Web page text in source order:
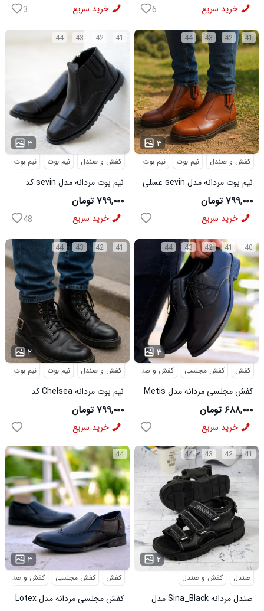
خرید سریع 3 خرید سریع 6
41
42
43
44
۳ ...
کفش و صندل نیم بوت نیم بوت
نیم بوت مردانه مدل sevin کد
6427
۷۹۹,۰۰۰ تومان
خرید سریع 48
41
42
43
44
۳ ...
کفش و صندل نیم بوت نیم بوت مردانه
نیم بوت مردانه مدل sevin عسلی
کد 6426
۷۹۹,۰۰۰ تومان
خرید سریع
41
42
43
44
۲ ...
کفش و صندل نیم بوت نیم بوت
نیم بوت مردانه Chelsea کد
6413
۷۹۹,۰۰۰ تومان
خرید سریع
40
41
42
43
44
۳ ...
کفش کفش مجلسی کفش و صندل
کفش مجلسی مردانه مدل Metis
کد 6328
۶۸۸,۰۰۰ تومان
خرید سریع
44
۳ ...
کفش کفش مجلسی کفش و صندل
کفش مجلسی مردانه مدل Lotex
41
42
43
44
۲ ...
صندل کفش و صندل
صندل مردانه Sina_Black مدل